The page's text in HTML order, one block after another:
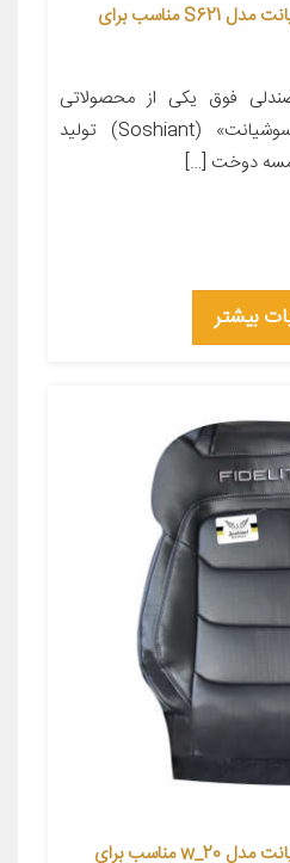
روکش صندلی خودرو سوشیانت مدل S621 مناسب برای
فوق یکی از محصولاتی
است,که گروه صنعتی «سوشیانت» (Soshiant) تولید
بیشتر
روکش صندلی خودرو سوشیانت مدل w_20 مناسب برای